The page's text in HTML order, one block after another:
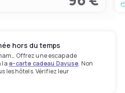
hors du temps
Offrez une escapade
la e-carte cadeau Dayuse. Non
les hôtels. Vérifiez leur